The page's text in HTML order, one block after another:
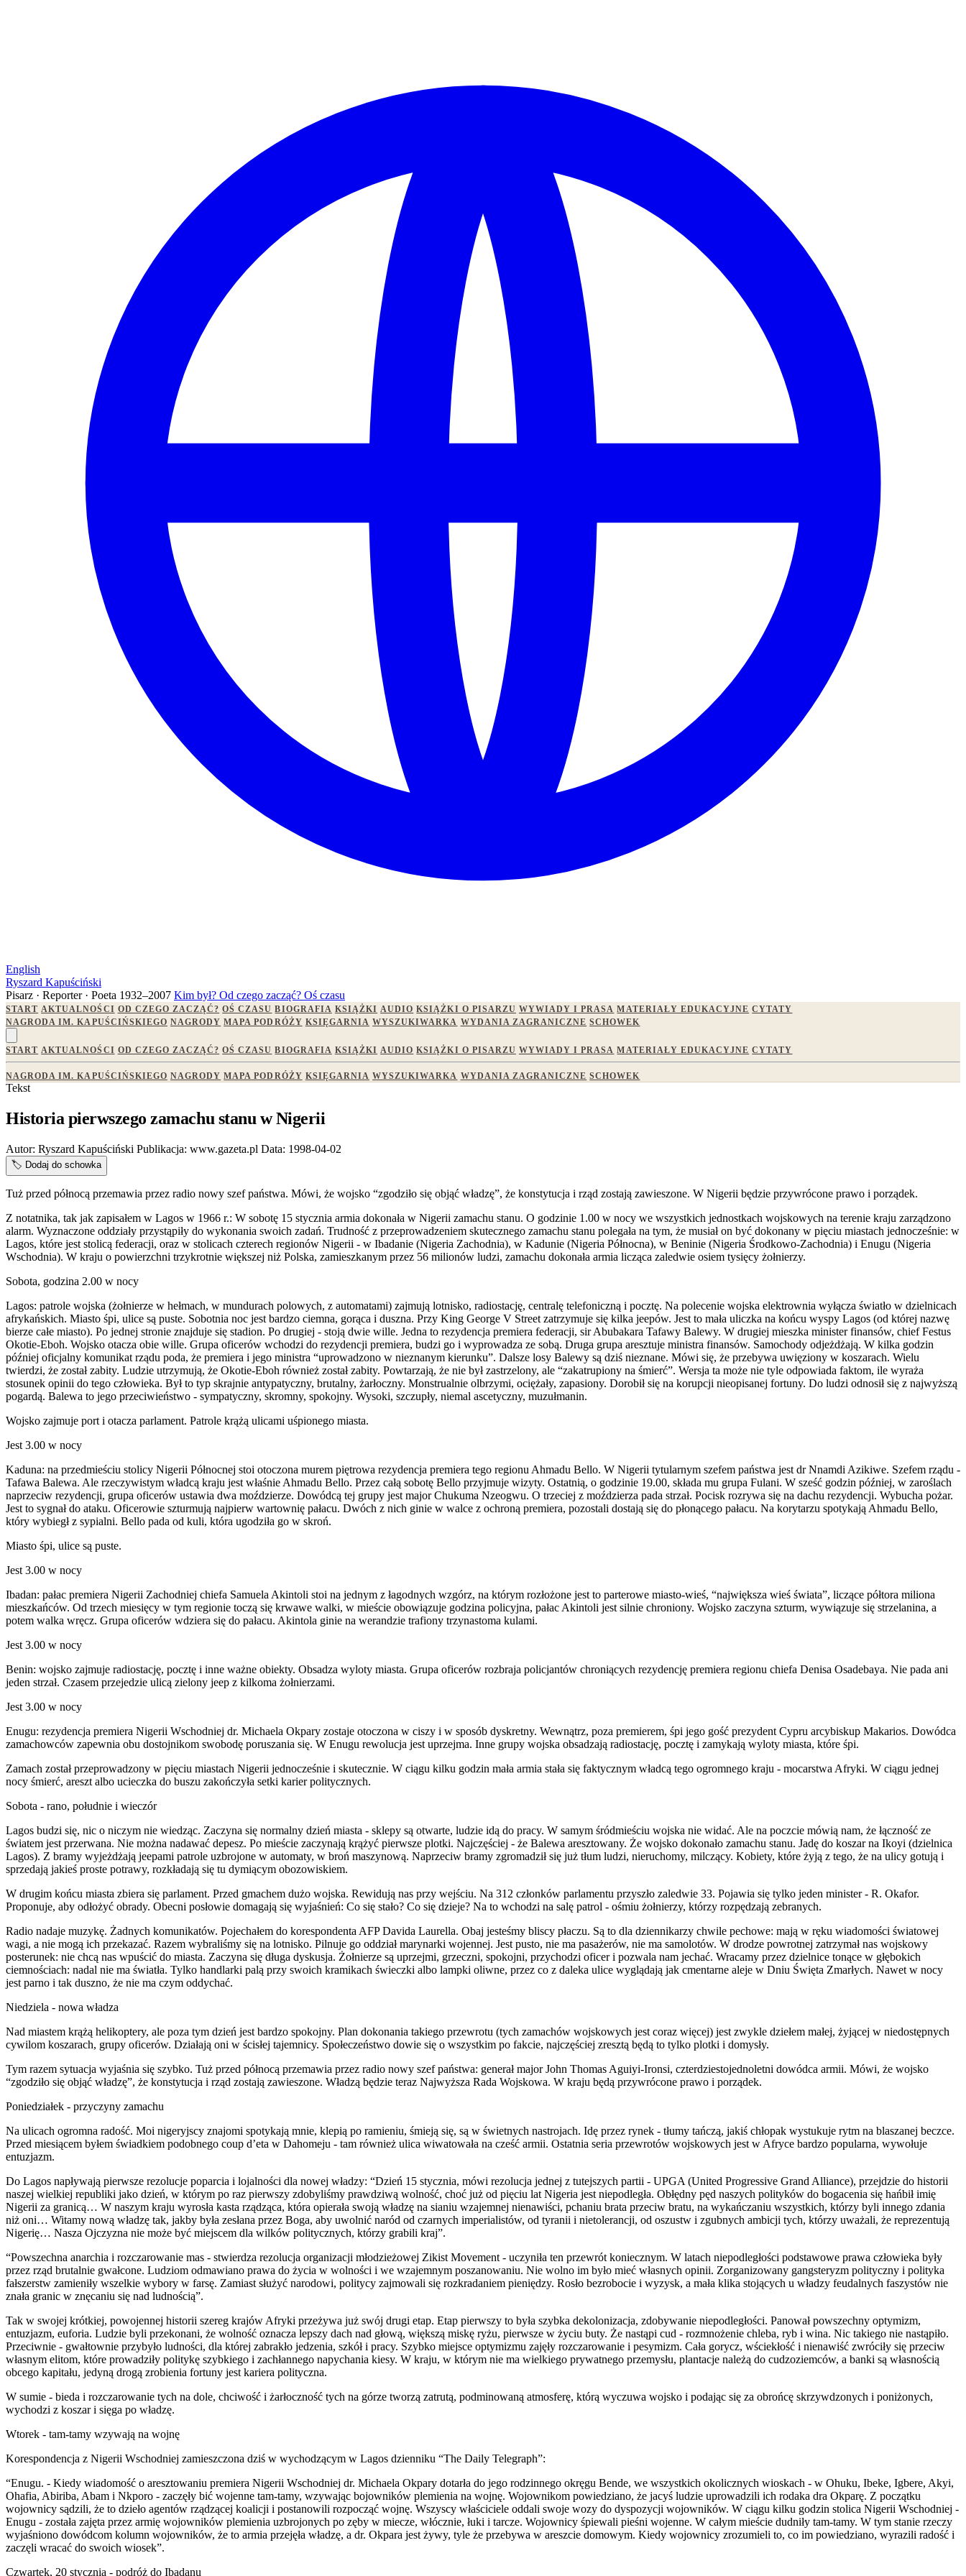
English
Ryszard Kapuściński
Pisarz · Reporter · Poeta 1932–2007 Kim był? Od czego zacząć? Oś czasu
START AKTUALNOŚCI OD CZEGO ZACZĄĆ? OŚ CZASU BIOGRAFIA KSIĄŻKI AUDIO KSIĄŻKI O PISARZU WYWIADY I PRASA MATERIAŁY EDUKACYJNE CYTATY
NAGRODA IM. KAPUŚCIŃSKIEGO NAGRODY MAPA PODRÓŻY KSIĘGARNIA WYSZUKIWARKA WYDANIA ZAGRANICZNE SCHOWEK
START AKTUALNOŚCI OD CZEGO ZACZĄĆ? OŚ CZASU BIOGRAFIA KSIĄŻKI AUDIO KSIĄŻKI O PISARZU WYWIADY I PRASA MATERIAŁY EDUKACYJNE CYTATY
NAGRODA IM. KAPUŚCIŃSKIEGO NAGRODY MAPA PODRÓŻY KSIĘGARNIA WYSZUKIWARKA WYDANIA ZAGRANICZNE SCHOWEK
Tekst
Historia pierwszego zamachu stanu w Nigerii
Autor: Ryszard Kapuściński Publikacja: www.gazeta.pl Data: 1998-04-02
🏷️ Dodaj do schowka
Tuż przed północą przemawia przez radio nowy szef państwa. Mówi, że wojsko “zgodziło się objąć władzę”, że konstytucja i rząd zostają zawieszone. W Nigerii będzie przywrócone prawo i porządek.
Z notatnika, tak jak zapisałem w Lagos w 1966 r.: W sobotę 15 stycznia armia dokonała w Nigerii zamachu stanu. O godzinie 1.00 w nocy we wszystkich jednostkach wojskowych na terenie kraju zarządzono
alarm. Wyznaczone oddziały przystąpiły do wykonania swoich zadań. Trudność z przeprowadzeniem skutecznego zamachu stanu polegała na tym, że musiał on być dokonany w pięciu miastach jednocześnie: w
Lagos, które jest stolicą federacji, oraz w stolicach czterech regionów Nigerii - w Ibadanie (Nigeria Zachodnia), w Kadunie (Nigeria Północna), w Beninie (Nigeria Środkowo-Zachodnia) i Enugu (Nigeria
Wschodnia). W kraju o powierzchni trzykrotnie większej niż Polska, zamieszkanym przez 56 milionów ludzi, zamachu dokonała armia licząca zaledwie osiem tysięcy żołnierzy.
Sobota, godzina 2.00 w nocy
Lagos: patrole wojska (żołnierze w hełmach, w mundurach polowych, z automatami) zajmują lotnisko, radiostację, centralę telefoniczną i pocztę. Na polecenie wojska elektrownia wyłącza światło w dzielnicach
afrykańskich. Miasto śpi, ulice są puste. Sobotnia noc jest bardzo ciemna, gorąca i duszna. Przy King George V Street zatrzymuje się kilka jeepów. Jest to mała uliczka na końcu wyspy Lagos (od której nazwę
bierze całe miasto). Po jednej stronie znajduje się stadion. Po drugiej - stoją dwie wille. Jedna to rezydencja premiera federacji, sir Abubakara Tafawy Balewy. W drugiej mieszka minister finansów, chief Festus
Okotie-Eboh. Wojsko otacza obie wille. Grupa oficerów wchodzi do rezydencji premiera, budzi go i wyprowadza ze sobą. Druga grupa aresztuje ministra finansów. Samochody odjeżdżają. W kilka godzin
później oficjalny komunikat rządu poda, że premiera i jego ministra “uprowadzono w nieznanym kierunku”. Dalsze losy Balewy są dziś nieznane. Mówi się, że przebywa uwięziony w koszarach. Wielu
twierdzi, że został zabity. Ludzie utrzymują, że Okotie-Eboh również został zabity. Powtarzają, że nie był zastrzelony, ale “zakatrupiony na śmierć”. Wersja ta może nie tyle odpowiada faktom, ile wyraża
stosunek opinii do tego człowieka. Był to typ skrajnie antypatyczny, brutalny, żarłoczny. Monstrualnie olbrzymi, ociężały, zapasiony. Dorobił się na korupcji nieopisanej fortuny. Do ludzi odnosił się z najwyższą
pogardą. Balewa to jego przeciwieństwo - sympatyczny, skromny, spokojny. Wysoki, szczupły, niemal ascetyczny, muzułmanin.
Wojsko zajmuje port i otacza parlament. Patrole krążą ulicami uśpionego miasta.
Jest 3.00 w nocy
Kaduna: na przedmieściu stolicy Nigerii Północnej stoi otoczona murem piętrowa rezydencja premiera tego regionu Ahmadu Bello. W Nigerii tytularnym szefem państwa jest dr Nnamdi Azikiwe. Szefem rządu -
Tafawa Balewa. Ale rzeczywistym władcą kraju jest właśnie Ahmadu Bello. Przez całą sobotę Bello przyjmuje wizyty. Ostatnią, o godzinie 19.00, składa mu grupa Fulani. W sześć godzin później, w zaroślach
naprzeciw rezydencji, grupa oficerów ustawia dwa moździerze. Dowódcą tej grupy jest major Chukuma Nzeogwu. O trzeciej z moździerza pada strzał. Pocisk rozrywa się na dachu rezydencji. Wybucha pożar.
Jest to sygnał do ataku. Oficerowie szturmują najpierw wartownię pałacu. Dwóch z nich ginie w walce z ochroną premiera, pozostali dostają się do płonącego pałacu. Na korytarzu spotykają Ahmadu Bello,
który wybiegł z sypialni. Bello pada od kuli, która ugodziła go w skroń.
Miasto śpi, ulice są puste.
Jest 3.00 w nocy
Ibadan: pałac premiera Nigerii Zachodniej chiefa Samuela Akintoli stoi na jednym z łagodnych wzgórz, na którym rozłożone jest to parterowe miasto-wieś, “największa wieś świata”, liczące półtora miliona
mieszkańców. Od trzech miesięcy w tym regionie toczą się krwawe walki, w mieście obowiązuje godzina policyjna, pałac Akintoli jest silnie chroniony. Wojsko zaczyna szturm, wywiązuje się strzelanina, a
potem walka wręcz. Grupa oficerów wdziera się do pałacu. Akintola ginie na werandzie trafiony trzynastoma kulami.
Jest 3.00 w nocy
Benin: wojsko zajmuje radiostację, pocztę i inne ważne obiekty. Obsadza wyloty miasta. Grupa oficerów rozbraja policjantów chroniących rezydencję premiera regionu chiefa Denisa Osadebaya. Nie pada ani
jeden strzał. Czasem przejedzie ulicą zielony jeep z kilkoma żołnierzami.
Jest 3.00 w nocy
Enugu: rezydencja premiera Nigerii Wschodniej dr. Michaela Okpary zostaje otoczona w ciszy i w sposób dyskretny. Wewnątrz, poza premierem, śpi jego gość prezydent Cypru arcybiskup Makarios. Dowódca
zamachowców zapewnia obu dostojnikom swobodę poruszania się. W Enugu rewolucja jest uprzejma. Inne grupy wojska obsadzają radiostację, pocztę i zamykają wyloty miasta, które śpi.
Zamach został przeprowadzony w pięciu miastach Nigerii jednocześnie i skutecznie. W ciągu kilku godzin mała armia stała się faktycznym władcą tego ogromnego kraju - mocarstwa Afryki. W ciągu jednej
nocy śmierć, areszt albo ucieczka do buszu zakończyła setki karier politycznych.
Sobota - rano, południe i wieczór
Lagos budzi się, nic o niczym nie wiedząc. Zaczyna się normalny dzień miasta - sklepy są otwarte, ludzie idą do pracy. W samym śródmieściu wojska nie widać. Ale na poczcie mówią nam, że łączność ze
światem jest przerwana. Nie można nadawać depesz. Po mieście zaczynają krążyć pierwsze plotki. Najczęściej - że Balewa aresztowany. Że wojsko dokonało zamachu stanu. Jadę do koszar na Ikoyi (dzielnica
Lagos). Z bramy wyjeżdżają jeepami patrole uzbrojone w automaty, w broń maszynową. Naprzeciw bramy zgromadził się już tłum ludzi, nieruchomy, milczący. Kobiety, które żyją z tego, że na ulicy gotują i
sprzedają jakieś proste potrawy, rozkładają się tu dymiącym obozowiskiem.
W drugim końcu miasta zbiera się parlament. Przed gmachem dużo wojska. Rewidują nas przy wejściu. Na 312 członków parlamentu przyszło zaledwie 33. Pojawia się tylko jeden minister - R. Okafor.
Proponuje, aby odłożyć obrady. Obecni posłowie domagają się wyjaśnień: Co się stało? Co się dzieje? Na to wchodzi na salę patrol - ośmiu żołnierzy, którzy rozpędzają zebranych.
Radio nadaje muzykę. Żadnych komunikatów. Pojechałem do korespondenta AFP Davida Laurella. Obaj jesteśmy bliscy płaczu. Są to dla dziennikarzy chwile pechowe: mają w ręku wiadomości światowej
wagi, a nie mogą ich przekazać. Razem wybraliśmy się na lotnisko. Pilnuje go oddział marynarki wojennej. Jest pusto, nie ma pasażerów, nie ma samolotów. W drodze powrotnej zatrzymał nas wojskowy
posterunek: nie chcą nas wpuścić do miasta. Zaczyna się długa dyskusja. Żołnierze są uprzejmi, grzeczni, spokojni, przychodzi oficer i pozwala nam jechać. Wracamy przez dzielnice tonące w głębokich
ciemnościach: nadal nie ma światła. Tylko handlarki palą przy swoich kramikach świeczki albo lampki oliwne, przez co z daleka ulice wyglądają jak cmentarne aleje w Dniu Święta Zmarłych. Nawet w nocy
jest parno i tak duszno, że nie ma czym oddychać.
Niedziela - nowa władza
Nad miastem krążą helikoptery, ale poza tym dzień jest bardzo spokojny. Plan dokonania takiego przewrotu (tych zamachów wojskowych jest coraz więcej) jest zwykle dziełem małej, żyjącej w niedostępnych
cywilom koszarach, grupy oficerów. Działają oni w ścisłej tajemnicy. Społeczeństwo dowie się o wszystkim po fakcie, najczęściej zresztą będą to tylko plotki i domysły.
Tym razem sytuacja wyjaśnia się szybko. Tuż przed północą przemawia przez radio nowy szef państwa: generał major John Thomas Aguiyi-Ironsi, czterdziestojednoletni dowódca armii. Mówi, że wojsko
“zgodziło się objąć władzę”, że konstytucja i rząd zostają zawieszone. Władzą będzie teraz Najwyższa Rada Wojskowa. W kraju będą przywrócone prawo i porządek.
Poniedziałek - przyczyny zamachu
Na ulicach ogromna radość. Moi nigeryjscy znajomi spotykają mnie, klepią po ramieniu, śmieją się, są w świetnych nastrojach. Idę przez rynek - tłumy tańczą, jakiś chłopak wystukuje rytm na blaszanej beczce.
Przed miesiącem byłem świadkiem podobnego coup d’eta w Dahomeju - tam również ulica wiwatowała na cześć armii. Ostatnia seria przewrotów wojskowych jest w Afryce bardzo popularna, wywołuje
entuzjazm.
Do Lagos napływają pierwsze rezolucje poparcia i lojalności dla nowej władzy: “Dzień 15 stycznia, mówi rezolucja jednej z tutejszych partii - UPGA (United Progressive Grand Alliance), przejdzie do historii
naszej wielkiej republiki jako dzień, w którym po raz pierwszy zdobyliśmy prawdziwą wolność, choć już od pięciu lat Nigeria jest niepodległa. Obłędny pęd naszych polityków do bogacenia się hańbił imię
Nigerii za granicą… W naszym kraju wyrosła kasta rządząca, która opierała swoją władzę na sianiu wzajemnej nienawiści, pchaniu brata przeciw bratu, na wykańczaniu wszystkich, którzy byli innego zdania
niż oni… Witamy nową władzę tak, jakby była zesłana przez Boga, aby uwolnić naród od czarnych imperialistów, od tyranii i nietolerancji, od oszustw i zgubnych ambicji tych, którzy uważali, że reprezentują
Nigerię… Nasza Ojczyzna nie może być miejscem dla wilków politycznych, którzy grabili kraj”.
“Powszechna anarchia i rozczarowanie mas - stwierdza rezolucja organizacji młodzieżowej Zikist Movement - uczyniła ten przewrót koniecznym. W latach niepodległości podstawowe prawa człowieka były
przez rząd brutalnie gwałcone. Ludziom odmawiano prawa do życia w wolności i we wzajemnym poszanowaniu. Nie wolno im było mieć własnych opinii. Zorganizowany gangsteryzm polityczny i polityka
fałszerstw zamieniły wszelkie wybory w farsę. Zamiast służyć narodowi, politycy zajmowali się rozkradaniem pieniędzy. Rosło bezrobocie i wyzysk, a mała klika stojących u władzy feudalnych faszystów nie
znała granic w znęcaniu się nad ludnością”.
Tak w swojej krótkiej, powojennej historii szereg krajów Afryki przeżywa już swój drugi etap. Etap pierwszy to była szybka dekolonizacja, zdobywanie niepodległości. Panował powszechny optymizm,
entuzjazm, euforia. Ludzie byli przekonani, że wolność oznacza lepszy dach nad głową, większą miskę ryżu, pierwsze w życiu buty. Że nastąpi cud - rozmnożenie chleba, ryb i wina. Nic takiego nie nastąpiło.
Przeciwnie - gwałtownie przybyło ludności, dla której zabrakło jedzenia, szkół i pracy. Szybko miejsce optymizmu zajęły rozczarowanie i pesymizm. Cała gorycz, wściekłość i nienawiść zwróciły się przeciw
własnym elitom, które prowadziły politykę szybkiego i zachłannego napychania kiesy. W kraju, w którym nie ma wielkiego prywatnego przemysłu, plantacje należą do cudzoziemców, a banki są własnością
obcego kapitału, jedyną drogą zrobienia fortuny jest kariera polityczna.
W sumie - bieda i rozczarowanie tych na dole, chciwość i żarłoczność tych na górze tworzą zatrutą, podminowaną atmosferę, którą wyczuwa wojsko i podając się za obrońcę skrzywdzonych i poniżonych,
wychodzi z koszar i sięga po władzę.
Wtorek - tam-tamy wzywają na wojnę
Korespondencja z Nigerii Wschodniej zamieszczona dziś w wychodzącym w Lagos dzienniku “The Daily Telegraph”:
“Enugu. - Kiedy wiadomość o aresztowaniu premiera Nigerii Wschodniej dr. Michaela Okpary dotarła do jego rodzinnego okręgu Bende, we wszystkich okolicznych wioskach - w Ohuku, Ibeke, Igbere, Akyi,
Ohafia, Abiriba, Abam i Nkporo - zaczęły bić wojenne tam-tamy, wzywając bojowników plemienia na wojnę. Wojownikom powiedziano, że jacyś ludzie uprowadzili ich rodaka dra Okparę. Z początku
wojownicy sądzili, że to dzieło agentów rządzącej koalicji i postanowili rozpocząć wojnę. Wszyscy właściciele oddali swoje wozy do dyspozycji wojowników. W ciągu kilku godzin stolica Nigerii Wschodniej -
Enugu - została zajęta przez armię wojowników plemienia uzbrojonych po zęby w miecze, włócznie, łuki i tarcze. Wojownicy śpiewali pieśni wojenne. W całym mieście dudniły tam-tamy. W tym stanie rzeczy
wyjaśniono dowódcom kolumn wojowników, że to armia przejęła władzę, a dr. Okpara jest żywy, tyle że przebywa w areszcie domowym. Kiedy wojownicy zrozumieli to, co im powiedziano, wyrazili radość i
zaczęli wracać do swoich wiosek”.
Czwartek, 20 stycznia - podróż do Ibadanu